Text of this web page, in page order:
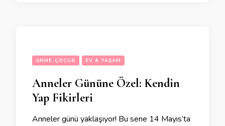
ANNE-ÇOCUK EV & YAŞAM
Anneler Gününe Özel: Kendin
Yap Fikirleri
Anneler günü yaklaşıyor! Bu sene 14 Mayıs’ta